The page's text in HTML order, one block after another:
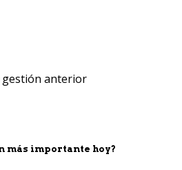
gestión anterior
más importante hoy?